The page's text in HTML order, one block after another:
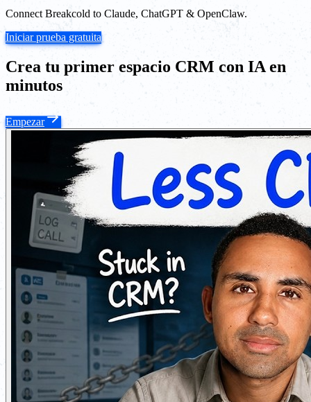
Connect Breakcold to Claude, ChatGPT & OpenClaw.
Iniciar prueba gratuita
Crea tu primer espacio CRM con IA en
minutos
Empezar